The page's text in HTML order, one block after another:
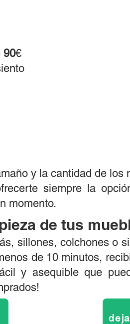
90€
y la cantidad de los
siempre la
momento.
de tus
sillones, colchones o
de 10 minutos,
y asequible que